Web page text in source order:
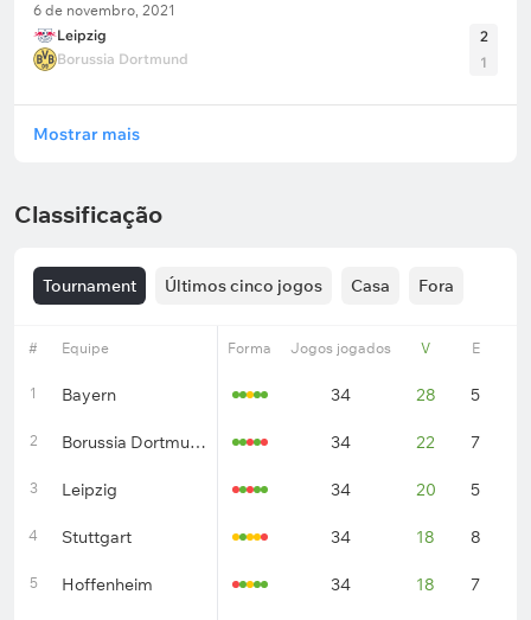
6 de novembro, 2021
Leipzig
Borussia Dortmund
2
1
Mostrar mais
Classificação
Tournament Últimos cinco jogos Casa Fora
# Equipe Forma Jogos jogados V E
1 Bayern 34 28 5
2 Borussia Dortmund 34 22 7
3 Leipzig 34 20 5
4 Stuttgart 34 18 8
5 Hoffenheim 34 18 7